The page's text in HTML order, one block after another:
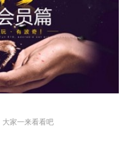
家一来看看吧